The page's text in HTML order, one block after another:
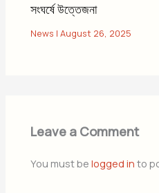
সংঘর্ষে উত্তেজনা
News |August 26, 2025
Leave a Comment
You must belogged in to